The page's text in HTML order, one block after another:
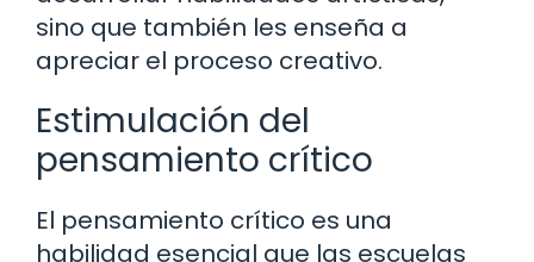
sino que también les enseña a
apreciar el proceso creativo.
Estimulación del
pensamiento crítico
El pensamiento crítico es una
habilidad esencial que las escuelas